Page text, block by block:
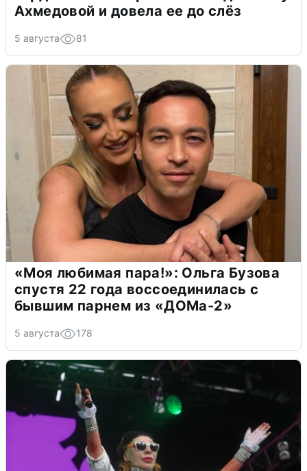
Ахмедовой и довела ее до слёз
5 августа 81
«Моя любимая пара!»: Ольга Бузова
спустя 22 года воссоединилась с
бывшим парнем из «ДОМа-2»
5 августа 178